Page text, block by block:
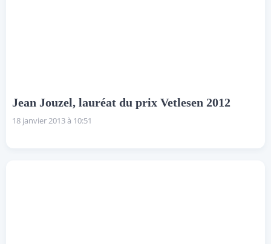
Jean Jouzel, lauréat du prix Vetlesen 2012
18 janvier 2013 à 10:51